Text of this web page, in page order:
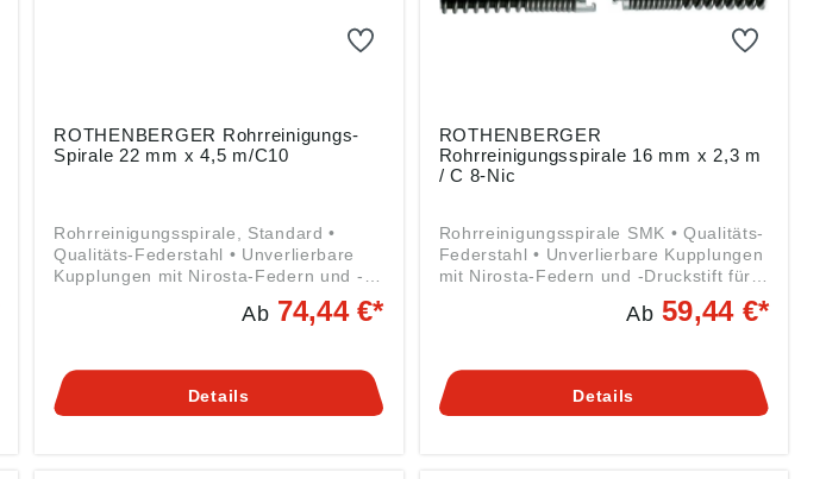
ROTHENBERGER Rohrreinigungs-
Spirale 22 mm x 4,5 m/C10
Rohrreinigungsspirale, Standard •
Qualitäts-Federstahl • Unverlierbare
Kupplungen mit Nirosta-Federn und -
Druckstift für Funktionssicherheit •
Spezielles Härteverfahren ermöglicht
Wicklung der Spirale mit geringer
Steigung ermöglicht eine optimale
Ab 74,44 €*
Details
ROTHENBERGER
Rohrreinigungsspirale 16 mm x 2,3 m
/ C 8-Nic
Rohrreinigungsspirale SMK • Qualitäts-
Federstahl • Unverlierbare Kupplungen
mit Nirosta-Federn und -Druckstift für
Funktionssicherheit • Spezielles
Härteverfahren ermöglicht maximale
mit geringer Steigung ermöglicht eine
optimale Übertragung hoher
Ab59,44 €*
Details